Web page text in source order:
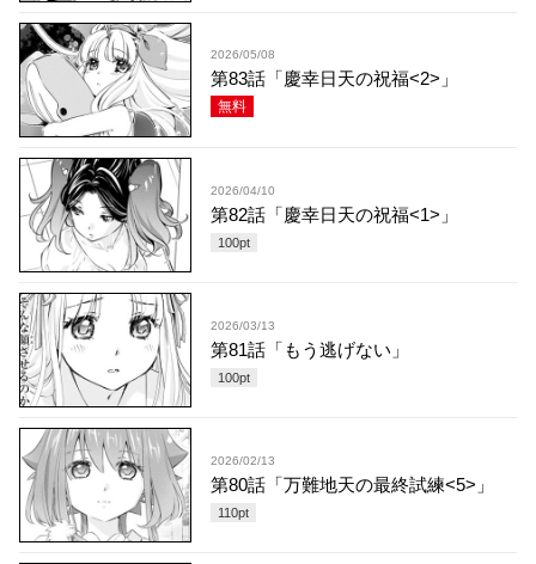
2026/05/08
第83話「慶幸日天の祝福<2>」
無料
2026/04/10
第82話「慶幸日天の祝福<1>」
100pt
2026/03/13
第81話「もう逃げない」
100pt
2026/02/13
第80話「万難地天の最終試練<5>」
110pt